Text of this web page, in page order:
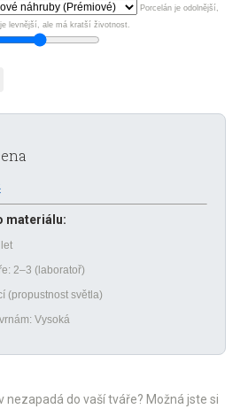
Porcelán je odolnější,
levnější, ale má kratší životnost.
materiálu:
2–3 (laboratoř)
(propustnost světla)
Vysoká
nezapadá do vaší tváře? Možná jste si